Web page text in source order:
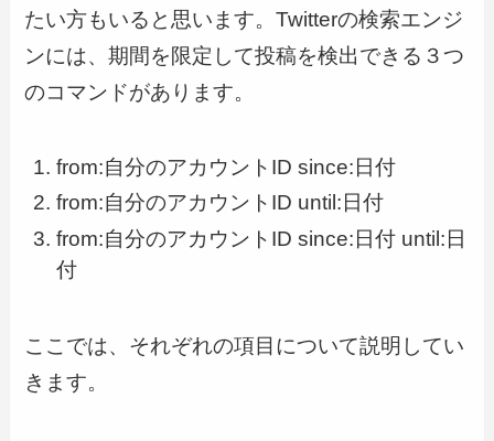
たい方もいると思います。Twitterの検索エンジ
ンには、期間を限定して投稿を検出できる３つ
のコマンドがあります。
from:自分のアカウントID since:日付
from:自分のアカウントID until:日付
from:自分のアカウントID since:日付 until:日
付
ここでは、それぞれの項目について説明してい
きます。